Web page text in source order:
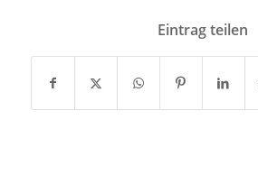
Eintrag teilen